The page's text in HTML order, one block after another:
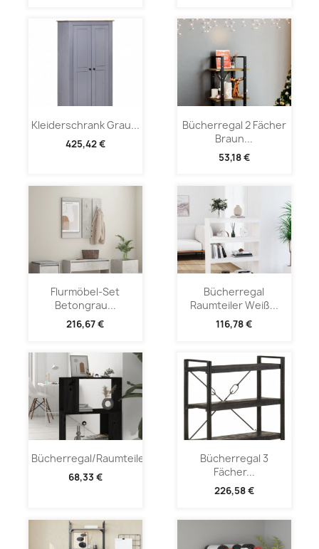
Kleiderschrank Grau...
425,42 €
Bücherregal 2 Fächer
Braun...
53,18 €
Flurmöbel-Set
Betongrau...
216,67 €
Bücherregal
Raumteiler Weiß...
116,78 €
Bücherregal/Raumteiler...
68,33 €
Bücherregal 3
Fächer...
226,58 €